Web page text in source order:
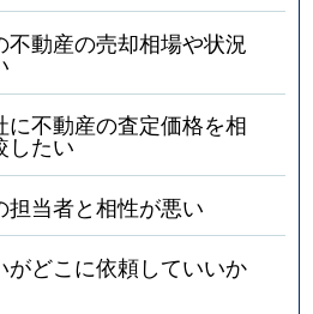
不動産の売却相場や状況
に不動産の査定価格を相
したい
当者と相性が悪い
がどこに依頼していいか